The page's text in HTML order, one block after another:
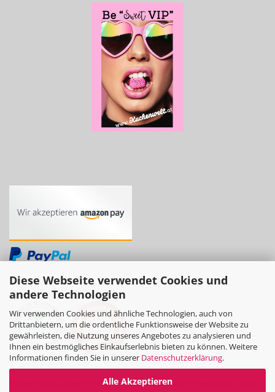
Diese Webseite verwendet Cookies und
andere Technologien
Wir verwenden Cookies und ähnliche Technologien, auch von
Drittanbietern, um die ordentliche Funktionsweise der Website zu
gewährleisten, die Nutzung unseres Angebotes zu analysieren und
Ihnen ein bestmögliches Einkaufserlebnis bieten zu können. Weitere
Informationen finden Sie in unserer Datenschutzerklärung.
Alle Akzeptieren
Mit der Nutzung unserer Website erklären Sie sich damit einverstanden, dass